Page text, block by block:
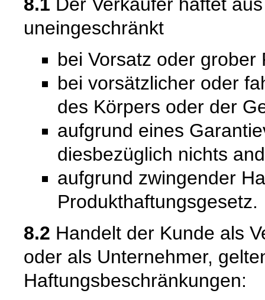
uneingeschränkt
bei Vorsatz oder grober
bei vorsätzlicher oder
des Körpers oder der
aufgrund eines
diesbezüglich nichts
aufgrund zwingender
Produkthaftungsgesetz.
8.2 Handelt der Kunde als
oder als Unternehmer,
Haftungsbeschränkungen: